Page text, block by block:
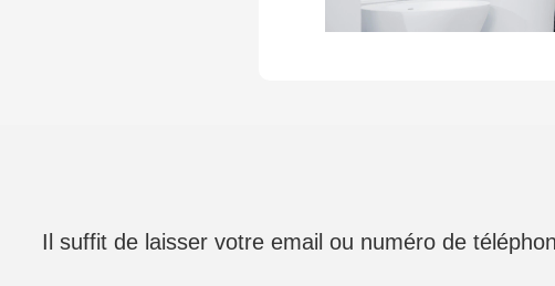
Il suffit de laisser votre email ou numéro de